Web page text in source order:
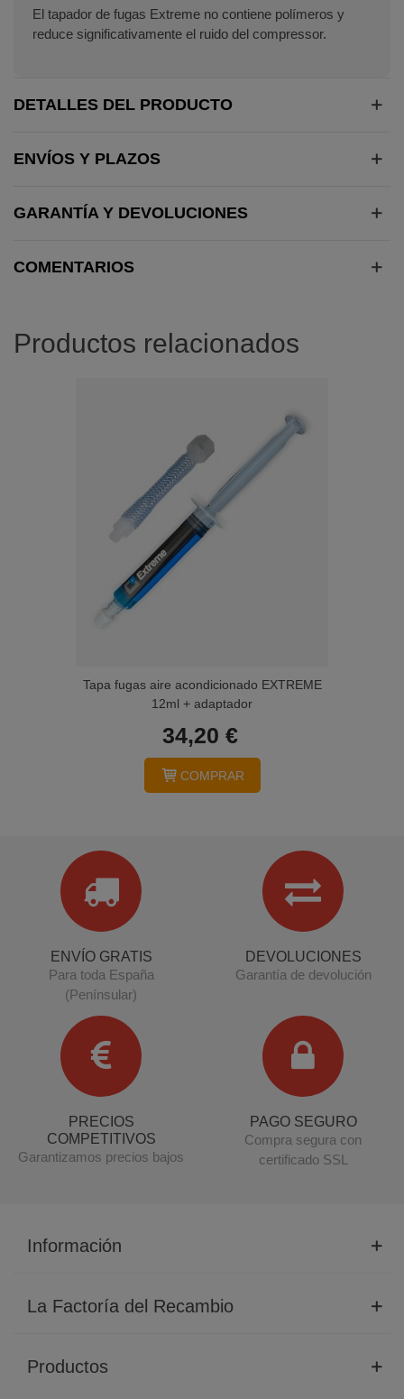
El tapador de fugas Extreme no contiene polímeros y
reduce significativamente el ruido del compressor.
DETALLES DEL PRODUCTO
ENVÍOS Y PLAZOS
GARANTÍA Y DEVOLUCIONES
COMENTARIOS
Productos relacionados
Tapa fugas aire acondicionado EXTREME
12ml + adaptador
34,20 €
COMPRAR
ENVÍO GRATIS
Para toda España
(Penínsular)
DEVOLUCIONES
Garantía de devolución
PRECIOS
COMPETITIVOS
Garantizamos precios bajos
PAGO SEGURO
Compra segura con
certificado SSL
Información
La Factoría del Recambio
Productos